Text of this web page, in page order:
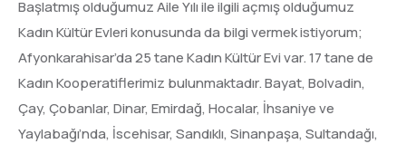
Başlatmış olduğumuz Aile Yılı ile ilgili açmış olduğumuz
Kadın Kültür Evleri konusunda da bilgi vermek istiyorum;
Afyonkarahisar’da 25 tane Kadın Kültür Evi var. 17 tane de
Kadın Kooperatiflerimiz bulunmaktadır. Bayat, Bolvadin,
Çay, Çobanlar, Dinar, Emirdağ, Hocalar, İhsaniye ve
Yaylabağı’nda, İscehisar, Sandıklı, Sinanpaşa, Sultandağı,